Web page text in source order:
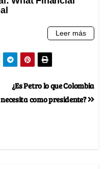
¿Es Petro lo que Colombia
necesita como presidente?